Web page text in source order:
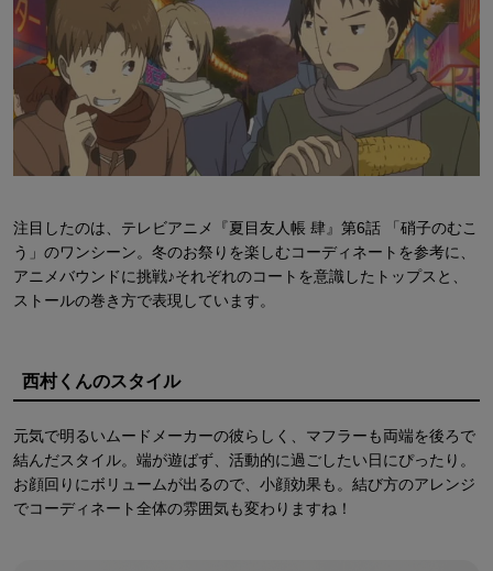
注目したのは、テレビアニメ『夏目友人帳 肆』第6話 「硝子のむこ
う」のワンシーン。冬のお祭りを楽しむコーディネートを参考に、
アニメバウンドに挑戦♪それぞれのコートを意識したトップスと、
ストールの巻き方で表現しています。
西村くんのスタイル
元気で明るいムードメーカーの彼らしく、マフラーも両端を後ろで
結んだスタイル。端が遊ばず、活動的に過ごしたい日にぴったり。
お顔回りにボリュームが出るので、小顔効果も。結び方のアレンジ
でコーディネート全体の雰囲気も変わりますね！